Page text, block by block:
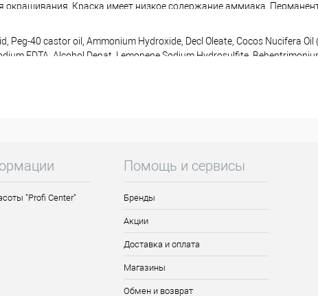
окрашивания. Краска имеет низкое содержание аммиака.
Удобный формат обеспечивает экономичность использования.
образуя мягкую и эффективную смесь для окрашивания.
придает волосам силу, естественный блеск и шелковистость
структуры волос.
рН , обеспечивающий эффективность всех компонентов,
краситель, не имеющий интенсивных испарений аммиака
стойкость цвета, 100% покрытие седины и полное
кожу
Peg-40 castor oil, Ammonium Hydroxide, Decl Oleate, Cocos Nucifera
EDTA, Alcohol Denat, Lemonene Sodium Hydrosulfite,
"Profi Center"
Помощь и сервисы
Бренды
Акции
Доставка и оплата
Магазины
Обмен и возврат